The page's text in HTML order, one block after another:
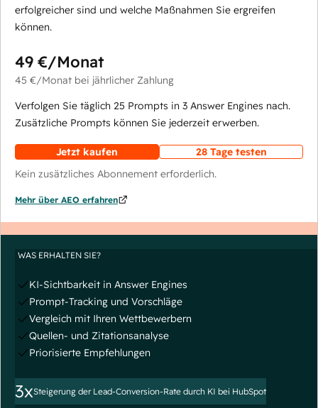
erfolgreicher sind und welche Maßnahmen Sie ergreifen
können.
49 €/Monat
45 €/Monat bei jährlicher Zahlung
Verfolgen Sie täglich 25 Prompts in 3 Answer Engines nach.
Zusätzliche Prompts können Sie jederzeit erwerben.
Jetzt kaufen
28 Tage testen
Kein zusätzliches Abonnement erforderlich.
Mehr über AEO erfahren
WAS ERHALTEN SIE?
KI-Sichtbarkeit in Answer Engines
Prompt-Tracking und Vorschläge
Vergleich mit Ihren Wettbewerbern
Quellen- und Zitationsanalyse
Priorisierte Empfehlungen
3xSteigerung der Lead-Conversion-Rate durch KI bei HubSpot